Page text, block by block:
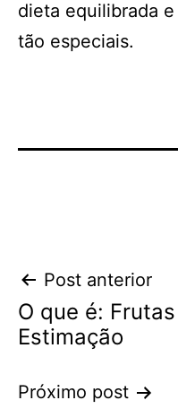
dieta equilibrada
tão especiais.
Navegação
de
Post anterior
O que é:
Estimação
Próximo post